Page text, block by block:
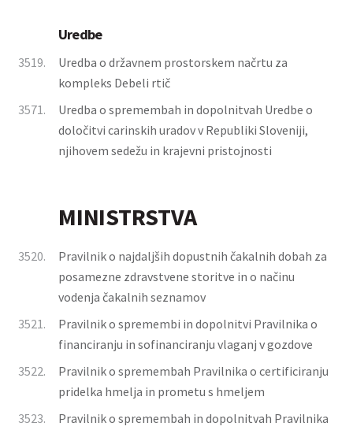
Uredbe
3519.
Uredba o državnem prostorskem načrtu za
kompleks Debeli rtič
3571.
Uredba o spremembah in dopolnitvah Uredbe o
določitvi carinskih uradov v Republiki Sloveniji,
njihovem sedežu in krajevni pristojnosti
MINISTRSTVA
3520.
Pravilnik o najdaljših dopustnih čakalnih dobah za
posamezne zdravstvene storitve in o načinu
vodenja čakalnih seznamov
3521.
Pravilnik o spremembi in dopolnitvi Pravilnika o
financiranju in sofinanciranju vlaganj v gozdove
3522.
Pravilnik o spremembah Pravilnika o certificiranju
pridelka hmelja in prometu s hmeljem
3523.
Pravilnik o spremembah in dopolnitvah Pravilnika